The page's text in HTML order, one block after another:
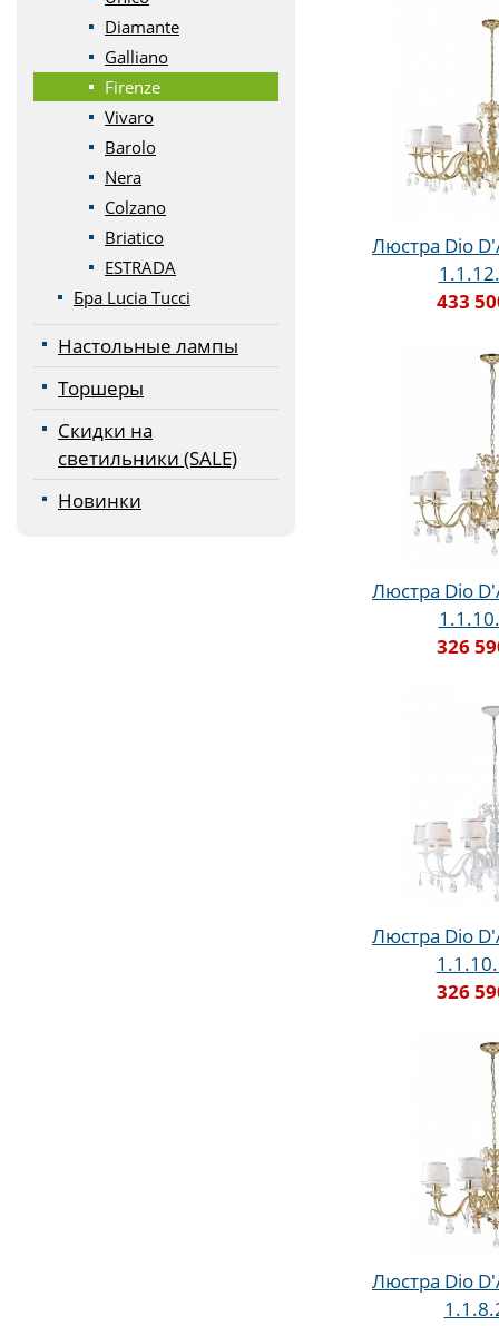
Diamante
Galliano
Firenze
Vivaro
Barolo
Nera
Colzano
Briatico
ESTRADA
Бра Lucia Tucci
Настольные лампы
Торшеры
Скидки на
светильники (SALE)
Новинки
Люстра Dio
433
Люстра Dio
326
Люстра Dio
326
Люстра Dio